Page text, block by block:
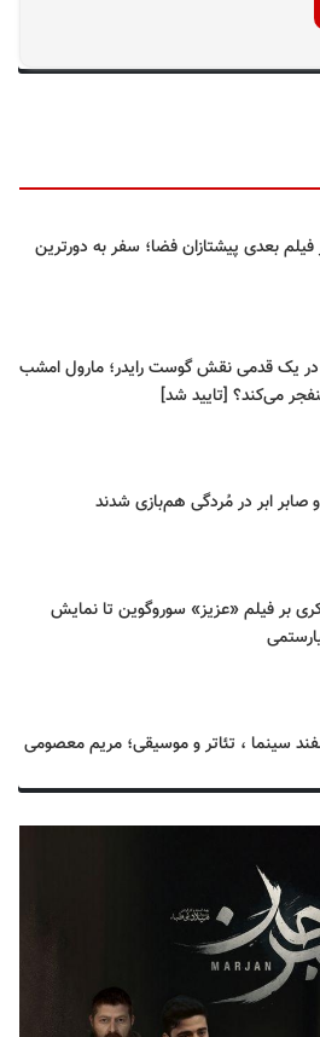
بعدی پیشتازان فضا؛ سفر به دورترین
در یک قدمی نقش گوست رایدر؛ مارول امشب
می‌کند؟ [تایید شد]
صابر ابر در مُردگی هم‌بازی شدند
بر فیلم «عزیز» سوروگوین تا نمایش